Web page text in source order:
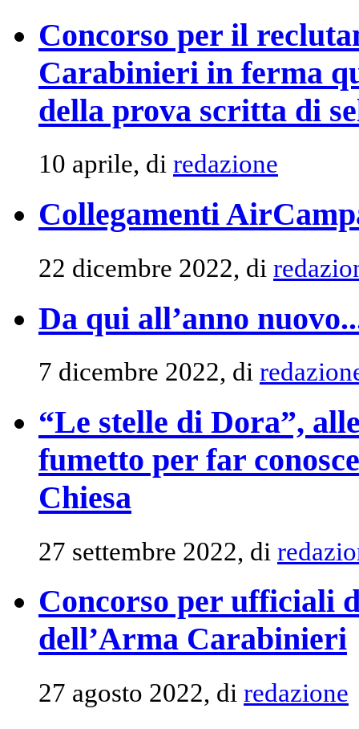
Concorso per il
Carabinieri in ferma
della prova scritta di
10 aprile, di redazione
Collegamenti
22 dicembre 2022, di
Da qui all’anno
7 dicembre 2022, di
“Le stelle di Dora”,
fumetto per far
Chiesa
27 settembre 2022, di
Concorso per ufficiali
dell’Arma Carabinieri
27 agosto 2022, di redazione